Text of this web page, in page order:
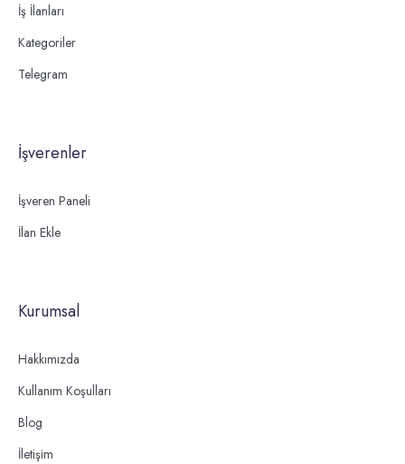
İş İlanları
Kategoriler
Telegram
İşverenler
İşveren Paneli
İlan Ekle
Kurumsal
Hakkımızda
Kullanım Koşulları
Blog
İletişim